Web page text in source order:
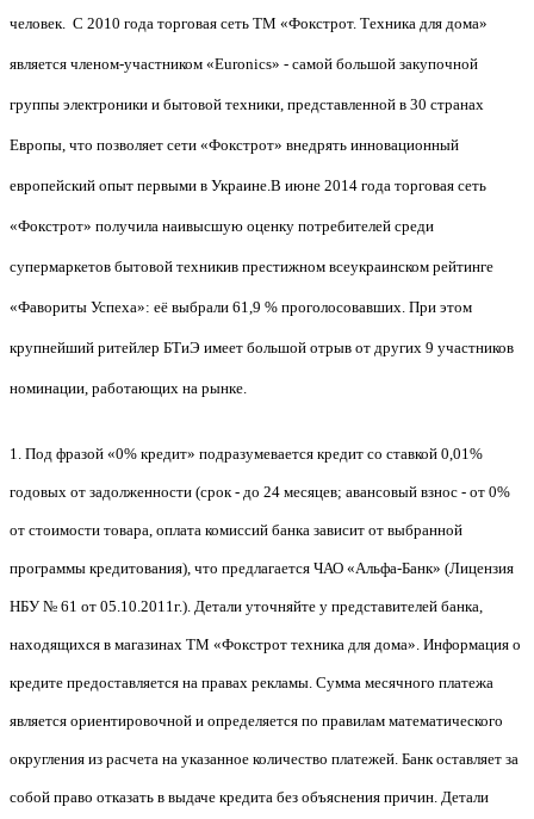
человек. С 2010 года торговая сеть ТМ «Фокстрот. Техника для дома»
является членом-участником «Euronics» - самой большой закупочной
группы электроники и бытовой техники, представленной в 30 странах
Европы, что позволяет сети «Фокстрот» внедрять инновационный
европейский опыт первыми в Украине. В июне 2014 года торговая сеть
«Фокстрот» получила наивысшую оценку потребителей среди
супермаркетов бытовой техникив престижном всеукраинском рейтинге
«Фавориты Успеха»: её выбрали 61,9 % проголосовавших. При этом
крупнейший ритейлер БТиЭ имеет большой отрыв от других 9 участников
номинации, работающих на рынке.
1. Под фразой «0% кредит» подразумевается кредит со ставкой 0,01%
годовых от задолженности (срок - до 24 месяцев; авансовый взнос - от 0%
от стоимости товара, оплата комиссий банка зависит от выбранной
программы кредитования), что предлагается ЧАО «Альфа-Банк» (Лицензия
НБУ № 61 от 05.10.2011г.). Детали уточняйте у представителей банка,
находящихся в магазинах ТМ «Фокстрот техника для дома». Информация о
кредите предоставляется на правах рекламы. Сумма месячного платежа
является ориентировочной и определяется по правилам математического
округления из расчета на указанное количество платежей. Банк оставляет за
собой право отказать в выдаче кредита без объяснения причин. Детали